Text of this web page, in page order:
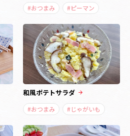
#おつまみ #ピーマン
和風ポテトサラダ
#おつまみ #じゃがいも